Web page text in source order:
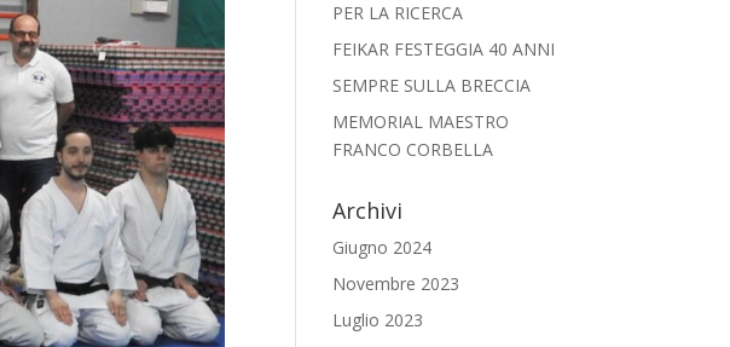
PER LA RICERCA
FEIKAR FESTEGGIA 40 ANNI
SEMPRE SULLA BRECCIA
MEMORIAL MAESTRO
FRANCO CORBELLA
Archivi
Giugno 2024
Novembre 2023
Luglio 2023